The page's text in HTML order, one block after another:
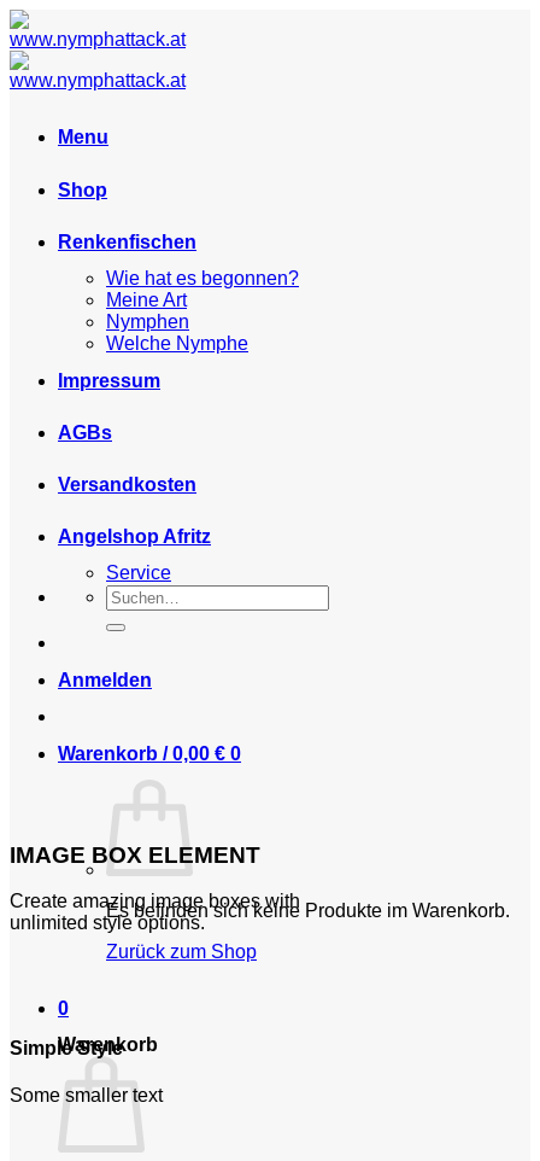
Skip
to
content
Menu
Shop
Renkenfischen
Wie hat es begonnen?
Meine Art
Nymphen
Welche Nymphe
Impressum
AGBs
Versandkosten
Angelshop Afritz
Service
Suchen
nach:
Anmelden
Warenkorb /0,00 € 0
Es befinden sich keine Produkte im Warenkorb.
Zurück zum Shop
0
Warenkorb
IMAGE BOX ELEMENT
Create amazing image boxes with
unlimited style options.
Simple Style
Some smaller text